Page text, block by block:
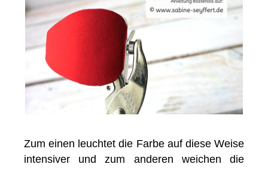
Zum einen leuchtet die Farbe auf diese Weise
intensiver und zum anderen weichen die